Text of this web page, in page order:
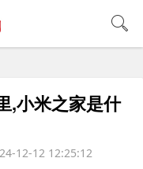
,小米之家是什
12-12 12:25:12